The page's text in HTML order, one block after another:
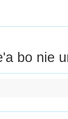
bo nie